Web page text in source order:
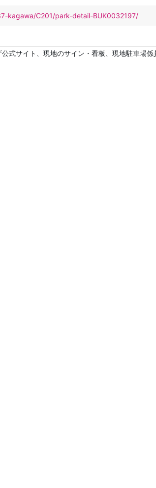
kagawa/C201/park-detail-BUK0032197/
式サイト、現地のサイン・看板、現地駐車場係